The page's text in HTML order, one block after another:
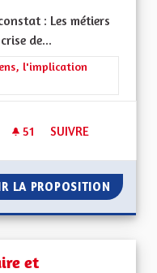
: Les métiers
de...
: Les solidarités, les soins
l'implication
51 51 ABONNÉS
SUIVRE
LA PROPOSITION
et